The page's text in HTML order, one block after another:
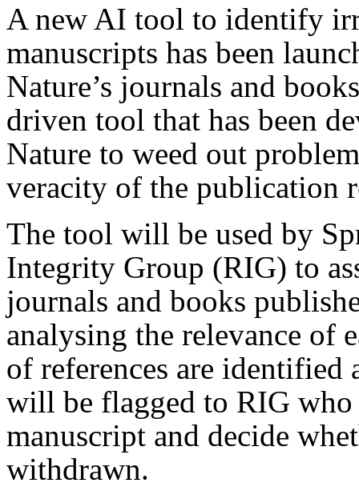
A new AI tool to identify
manuscripts has been
Nature’s journals and
driven tool that has been
Nature to weed out
veracity of the publication
The tool will be used by
Integrity Group (RIG) to
journals and books
analysing the relevance of
of references are identified
will be flagged to RIG
manuscript and decide
withdrawn.